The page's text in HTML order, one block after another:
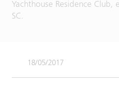
Yachthouse Residence Club,
SC.
18/05/2017